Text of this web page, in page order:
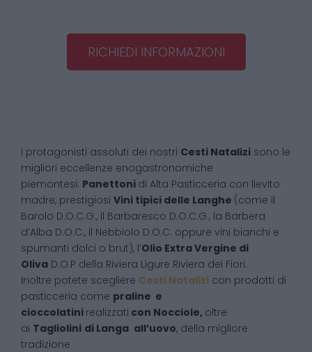
RICHIEDI INFORMAZIONI
I protagonisti assoluti dei nostri Cesti Natalizi sono le
migliori eccellenze enogastronomiche
piemontesi: Panettoni di Alta Pasticceria con lievito
madre, prestigiosi Vini tipici delle Langhe (come il
Barolo D.O.C.G., il Barbaresco D.O.C.G., la Barbera
d’Alba D.O.C., il Nebbiolo D.O.C. oppure vini bianchi e
spumanti dolci o brut), l’Olio Extra Vergine di
Oliva D.O.P della Riviera Ligure Riviera dei Fiori.
Inoltre potete scegliere Cesti Natalizi con prodotti di
pasticceria come praline e
cioccolatini realizzati con Nocciole, oltre
ai Tagliolini di Langa all’uovo, della migliore
tradizione